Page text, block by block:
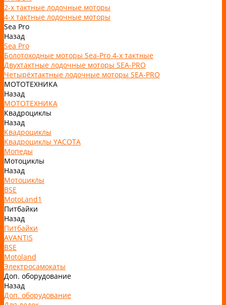
2-х тактные лодочные моторы
4-х тактные лодочные моторы
Sea Pro
Назад
Sea Pro
Болотоходные моторы Sea-Pro 4-х тактные
Двухтактные лодочные моторы SEA-PRO
Четырёхтактные лодочные моторы SEA-PRO
МОТОТЕХНИКА
Назад
МОТОТЕХНИКА
Квадроциклы
Назад
Квадроциклы
Квадроциклы YACOTA
Мопеды
Мотоциклы
Назад
Мотоциклы
BSE
MotoLand1
Питбайки
Назад
Питбайки
AVANTIS
BSE
Motoland
Электросамокаты
Доп. оборудование
Назад
Доп. оборудование